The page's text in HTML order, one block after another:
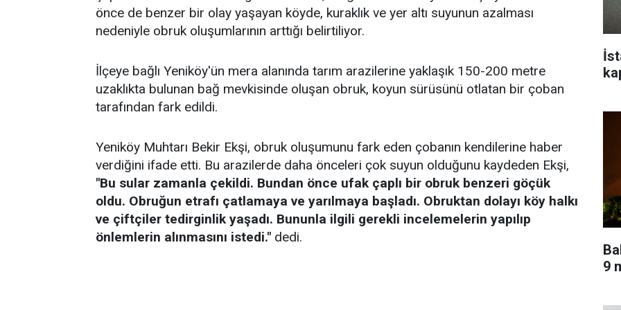
önce de benzer bir olay yaşayan köyde, kuraklık ve yer altı suyunun azalması
nedeniyle obruk oluşumlarının arttığı belirtiliyor.
İlçeye bağlı Yeniköy'ün mera alanında tarım arazilerine yaklaşık 150-200 metre
uzaklıkta bulunan bağ mevkisinde oluşan obruk, koyun sürüsünü otlatan bir çoban
tarafından fark edildi.
Yeniköy Muhtarı Bekir Ekşi, obruk oluşumunu fark eden çobanın kendilerine haber
verdiğini ifade etti. Bu arazilerde daha önceleri çok suyun olduğunu kaydeden Ekşi,
"Bu sular zamanla çekildi. Bundan önce ufak çaplı bir obruk benzeri göçük
oldu. Obruğun etrafı çatlamaya ve yarılmaya başladı. Obruktan dolayı köy halkı
ve çiftçiler tedirginlik yaşadı. Bununla ilgili gerekli incelemelerin yapılıp
önlemlerin alınmasını istedi." dedi.
9